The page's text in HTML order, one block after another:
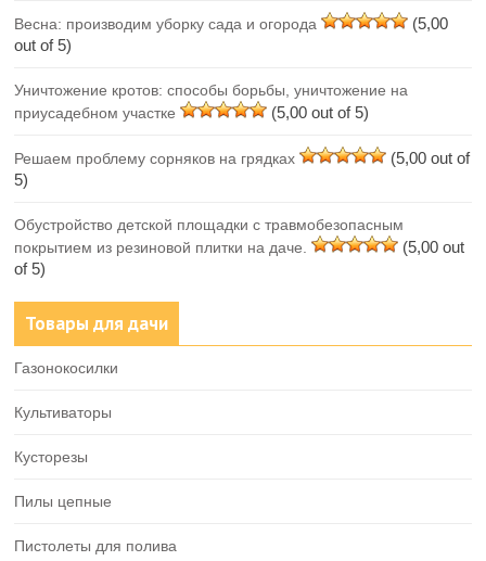
Весна: производим уборку сада и огорода
(5,00
out of 5)
Уничтожение кротов: способы борьбы, уничтожение на
приусадебном участке
(5,00 out of 5)
Решаем проблему сорняков на грядках
(5,00 out of
5)
Обустройство детской площадки с травмобезопасным
покрытием из резиновой плитки на даче.
(5,00 out
of 5)
Товары для дачи
Газонокосилки
Культиваторы
Кусторезы
Пилы цепные
Пистолеты для полива